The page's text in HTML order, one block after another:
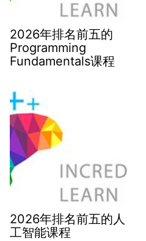
2026年排名前五的
Programming
Fundamentals课程
2026年排名前五的人
工智能课程